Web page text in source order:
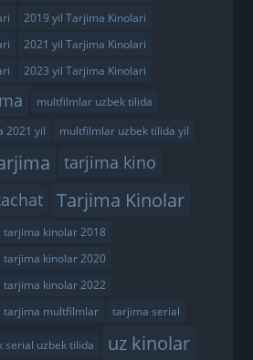
2019 yil Tarjima Kinolari
2021 yil Tarjima Kinolari
2023 yil Tarjima Kinolari
multfilmlar uzbek tilida
2021 yil
multfilmlar uzbek tilida yil
tarjima kino
Tarjima Kinolar
tarjima kinolar 2018
tarjima kinolar 2020
tarjima kinolar 2022
tarjima multfilmlar tarjima serial
serial uzbek tilida uz kinolar